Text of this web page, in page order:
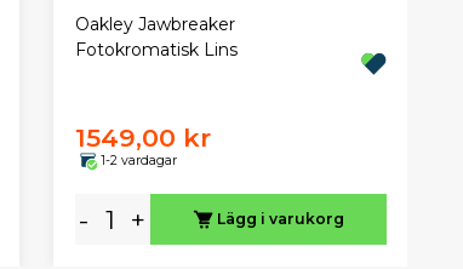
Oakley Jawbreaker
Fotokromatisk Lins
1549,00 kr
1-2 vardagar
- + Lägg i varukorg